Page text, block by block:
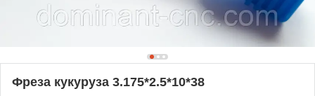
Фреза кукуруза 3.175*2.5*10*38